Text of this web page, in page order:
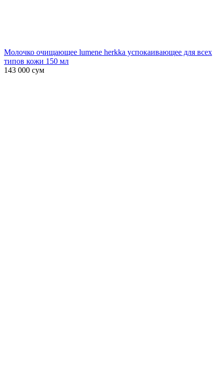
Молочко очищающее lumene herkka успокаивающее для всех
типов кожи 150 мл
143 000 сум